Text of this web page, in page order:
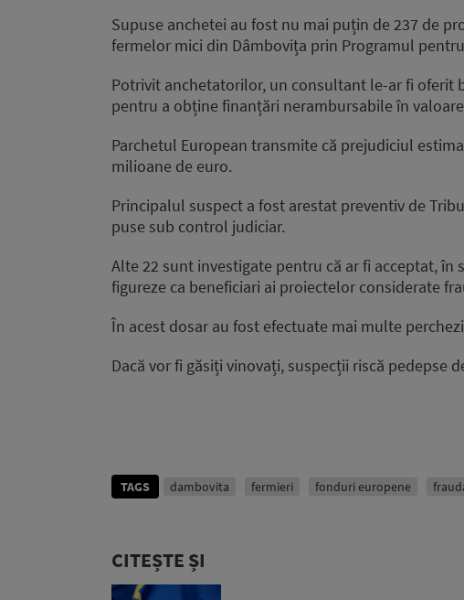
Supuse anchetei au fost nu mai puțin de 237 de
fermelor mici din Dâmbovița prin Programul
Potrivit anchetatorilor, un consultant le-ar fi oferit
pentru a obține finanțări nerambursabile în
Parchetul European transmite că prejudiciul
milioane de euro.
Principalul suspect a fost arestat preventiv de
puse sub control judiciar.
Alte 22 sunt investigate pentru că ar fi acceptat,
figureze ca beneficiari ai proiectelor considerate
În acest dosar au fost efectuate mai multe
Dacă vor fi găsiți vinovați, suspecții riscă pedepse
TAGS dambovita fermieri fonduri europene
CITEȘTE ȘI